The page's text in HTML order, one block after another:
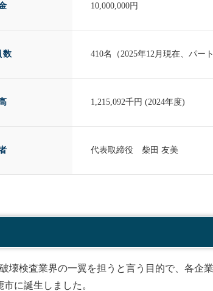
10,000,000円
数 410名（2025年12月現在、パー
1,215,092千円 (2024年度)
代表取締役 柴田 友美
壊検査業界の一翼を担うと言う目的で、各企
に誕生しました。